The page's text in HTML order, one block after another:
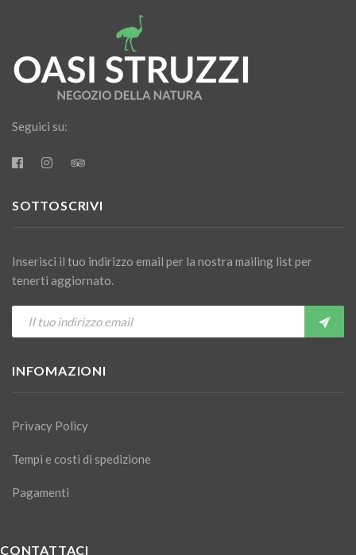
Seguici su:
SOTTOSCRIVI
Inserisci il tuo indirizzo email per la nostra mailing list per
tenerti aggiornato.
INFOMAZIONI
Privacy Policy
Tempi e costi di spedizione
Pagamenti
CONTATTACI